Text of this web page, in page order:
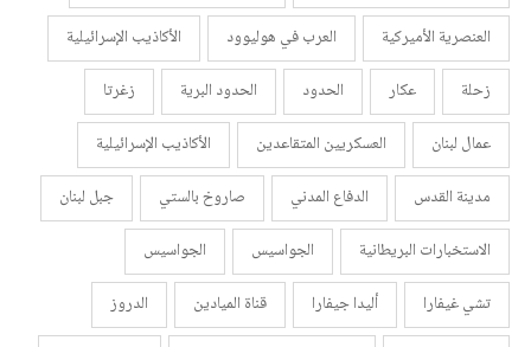
العنصرية الأميركية
العرب في هوليوود
الأكاذيب الإسرائيلية
زحلة
عكار الحدود الحدود البرية
زغرتا
عمال لبنان
العسكريين المتقاعدين
الأكاذيب الإسرائيلية
مدينة القدس
الدفاع المدني صاروخ بالستي
جبل لبنان
الاستخبارات البريطانية
الجواسيس
الجواسيس
تشي غيفارا
أليدا جيفارا قناة الميادين
الدروز